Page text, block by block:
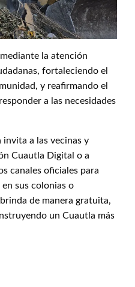
la atención
fortaleciendo el
y reafirmando el
a las necesidades
invita a las vecinas y
Cuautla Digital o a
canales oficiales para
sus colonias o
de manera gratuita,
un Cuautla más